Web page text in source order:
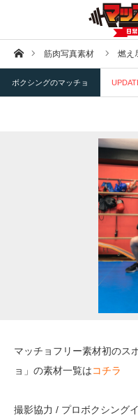
ホーム筋肉写真素材 燃え
ボクシングのマッチョ
マッチョフリー素材初のス
ョ」の素材一覧はコチラ
撮影協力 / プロボクシング